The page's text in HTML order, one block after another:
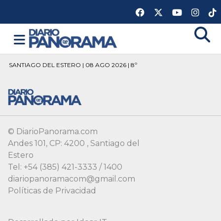
SANTIAGO DEL ESTERO | 08 AGO 2026 | 8º
© DiarioPanorama.com
Andes 101, CP: 4200 , Santiago del
Estero
Tel: +54 (385) 421-3333 / 1400
diariopanoramacom@gmail.com
Políticas de Privacidad